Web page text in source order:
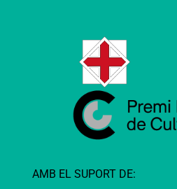
AMB EL SUPORT DE: